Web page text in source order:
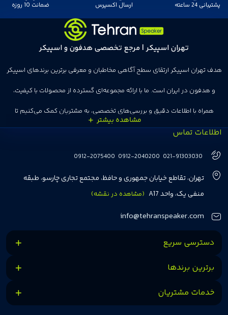
پشتیبانی 24 ساعته ارسال اکسپرس ضمانت 10 روزه
تهران اسپیکر | مرجع تخصصی هدفون و اسپیکر
هدف تهران اسپیکر ارتقای سطح آگاهی مخاطبان و معرفی برترین برندهای اسپیکر
و هدفون در ایران است. ما با ارائه مجموعه‌ای گسترده از محصولات با کیفیت،
همراه با اطلاعات دقیق و بررسی‌های تخصصی، به مشتریان کمک می‌کنیم تا
انتخاب‌های درست و هوشمندانه‌ای داشته باشند. تهران اسپیکر با تجربه‌ای بیش از
هفت سال در این زمینه، بر ایجاد تجربه خریدی آسان، سریع و مطمئن تمرکز دارد تا
مشتریان بتوانند با خیالی آسوده از انتخاب خود لذت ببرند. ما به رضایت و اعتماد
مشتریان اهمیت می‌دهیم و همواره در تلاشیم تا بهترین‌ها را برای آن‌ها فراهم
کنیم.
اطلاعات تماس
021-91303030
0912-2040200
0912-2075400
تهران، تقاطع خیابان جمهوری و حافظ، مجتمع تجاری چارسو، طبقه
منفی یک، واحد A17
(مشاهده در نقشه)
info@tehranspeaker.com
دسترسی سریع
برترین برندها
خدمات مشتریان